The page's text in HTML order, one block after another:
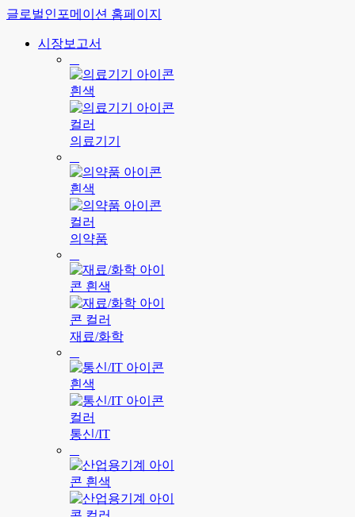
글로벌인포메이션 홈페이지
시장보고서
의료기기
의약품
재료/화학
통신/IT